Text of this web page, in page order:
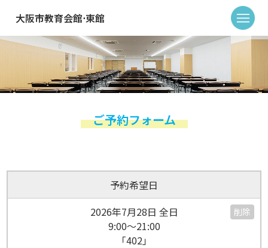
大阪市教育会館⋅東館
ご予約フォーム
予約希望日
2026年7月28日 全日
9:00～21:00
「402」
削除